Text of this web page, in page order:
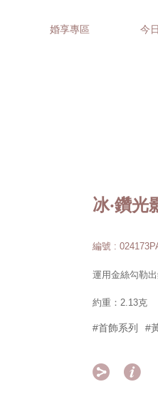
婚享專區 今
冰‧鑽光
編號 :
運用金絲勾勒
約重：2.13克
#首飾系列 #
 